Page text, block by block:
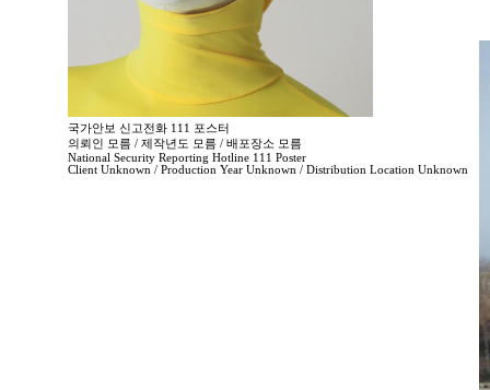
국가안보 신고전화 111 포스터
의뢰인 모름 / 제작년도 모름 / 배포장소 모름
National Security Reporting Hotline 111 Poster
Client Unknown / Production Year Unknown / Distribution Location Unknown